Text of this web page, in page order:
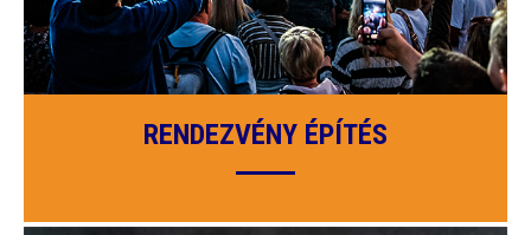
RENDEZVÉNY ÉPÍTÉS